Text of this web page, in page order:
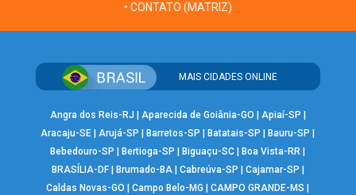
• CONTATO (MATRIZ)
MAIS CIDADES ONLINE
Angra dos Reis-RJ Aparecida de Goiânia-GO Apiaí-SP
Aracaju-SE |Arujá-SP Barretos-SP Batatais-SP Bauru-SP
Bebedouro-SP
Bertioga-SP Biguaçu-SC Boa Vista-RR
BRASÍLIA-DF| Brumado-BA| Cabreúva-SP Cajamar-SP
Caldas Novas-GO
|Campo Belo-MG |CAMPO GRANDE-MS